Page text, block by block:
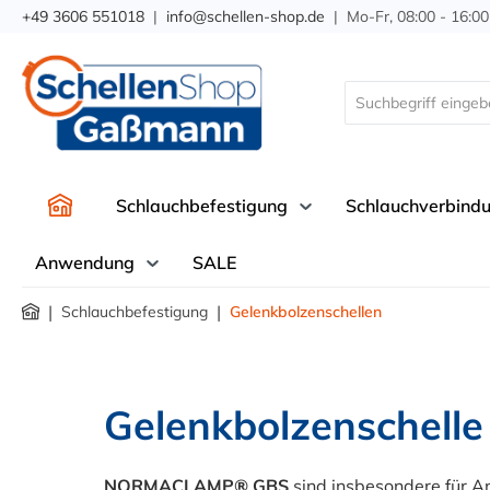
Zur Hauptnavigation springen
+49 3606 551018 | info@schellen-shop.de | Mo-Fr, 08:00 -
Schlauchbefestigung
Anwendung SALE
| Schlauchbefestigung | Gelenkbolzenschellen
NORMACLAMP® GBS sind insbesondere für